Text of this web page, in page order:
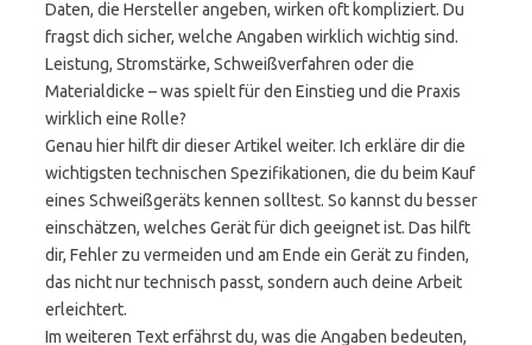
Daten, die Hersteller angeben, wirken oft kompliziert. Du
fragst dich sicher, welche Angaben wirklich wichtig sind.
Leistung, Stromstärke, Schweißverfahren oder die
Materialdicke – was spielt für den Einstieg und die Praxis
wirklich eine Rolle?
Genau hier hilft dir dieser Artikel weiter. Ich erkläre dir die
wichtigsten technischen Spezifikationen, die du beim Kauf
eines Schweißgeräts kennen solltest. So kannst du besser
einschätzen, welches Gerät für dich geeignet ist. Das hilft
dir, Fehler zu vermeiden und am Ende ein Gerät zu finden,
das nicht nur technisch passt, sondern auch deine Arbeit
erleichtert.
Im weiteren Text erfährst du, was die Angaben bedeuten,